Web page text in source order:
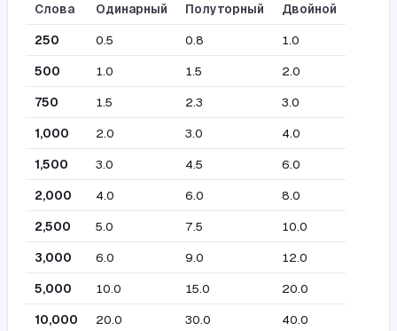
Слова Одинарный Полуторный
Двойной
250
0.5 0.8
1.0
500
1.0 1.5
2.0
750
1.5 2.3
3.0
1,000
2.0 3.0
4.0
1,500
3.0 4.5
6.0
2,000
4.0 6.0
8.0
2,500
5.0 7.5
10.0
3,000
6.0 9.0
12.0
5,000
10.0 15.0
20.0
10,000
20.0 30.0 40.0